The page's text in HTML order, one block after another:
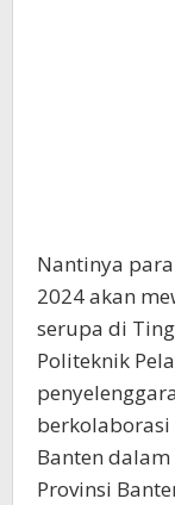
Nantinya
2024 akan
serupa di
Politeknik
Banten
Provinsi